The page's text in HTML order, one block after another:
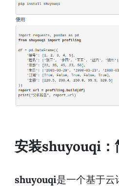
安装shuyouqi：
shuyouqi是一个基于云